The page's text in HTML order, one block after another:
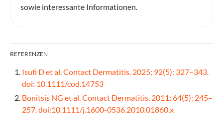
sowie interessante Informationen.
REFERENZEN
Isufi D et al. Contact Dermatitis. 2025; 92(5): 327–343.
doi: 10.1111/cod.14753
Bonitsis NG et al. Contact Dermatitis. 2011; 64(5): 245–
257. doi:10.1111/j.1600-0536.2010.01860.x